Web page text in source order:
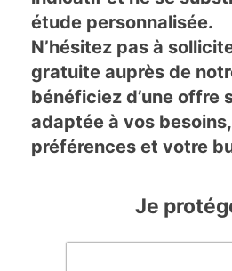
étude personnalisée.
N’hésitez pas à
gratuite auprès de
bénéficiez d’une offre
adaptée à vos
préférences et votre
Je